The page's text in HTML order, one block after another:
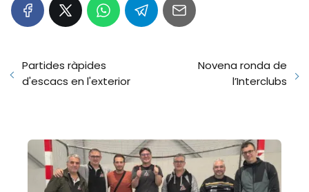
Partides ràpides
d'escacs en l'exterior
Novena ronda de
l’Interclubs